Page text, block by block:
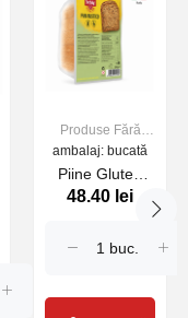
Produse Fără
gluten
ambalaj: bucată
Piine Gluten
Free Dr. Schar
PAN RUSTICO,
250 gr.
48.40 lei